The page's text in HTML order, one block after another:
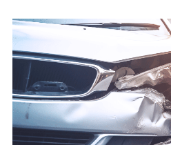
【共同して利用される利用データ
当社又は株式会社NTTドコモがサ
した、以下の情報などの個人デー
基本情報
氏名、電話番号、メールアド
属性、連絡先、dポイントサー
報。例として、dポイントカ